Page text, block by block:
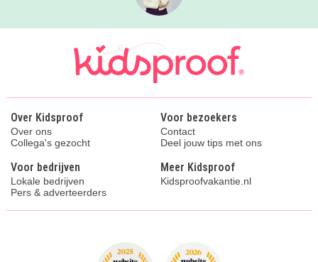
Over Kidsproof
Over ons
Collega's gezocht
Voor bezoekers
Contact
Deel jouw tips met ons
Voor bedrijven
Lokale bedrijven
Pers & adverteerders
Meer Kidsproof
Kidsproofvakantie.nl